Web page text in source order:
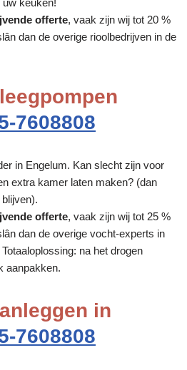
offerte, vaak zijn wij tot 20 %
dan de overige rioolbedrijven in de
7608808
in Engelum. Kan slecht zijn voor
extra kamer laten maken? (dan
offerte, vaak zijn wij tot 25 %
dan de overige vocht-experts in
na het drogen
aanpakken.
in
7608808